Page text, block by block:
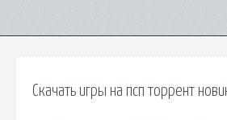
Скачать игры на псп торрент